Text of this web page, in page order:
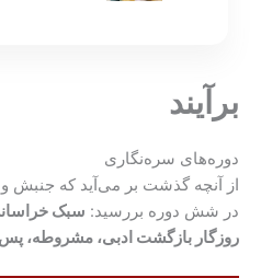
برآیند
دوره‌های سره‌نگاری
از آنچه گذشت بر می‌آید که جنبش
در شش دوره بررسید: سبک
روزگار بازگشت ادبی، مشروطه،